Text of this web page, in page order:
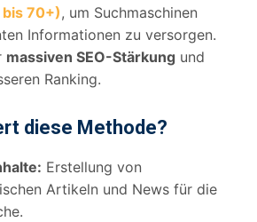
70+), um Suchmaschinen
Informationen zu versorgen.
massiven SEO-Stärkung und
Ranking.
diese Methode?
Erstellung von
Artikeln und News für die